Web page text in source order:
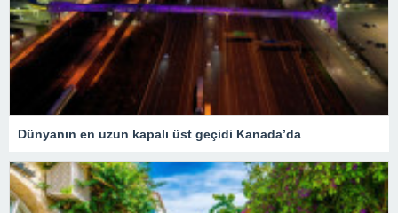
Dünyanın en uzun kapalı üst geçidi Kanada’da